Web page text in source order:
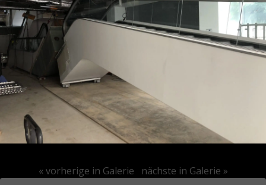
« vorherige in Galerie nächste in Galerie »